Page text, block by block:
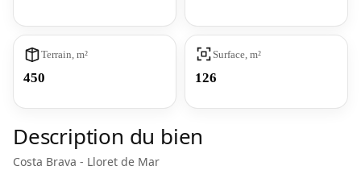
Terrain, m²
450
Surface, m²
126
Description du bien
Costa Brava - Lloret de Mar